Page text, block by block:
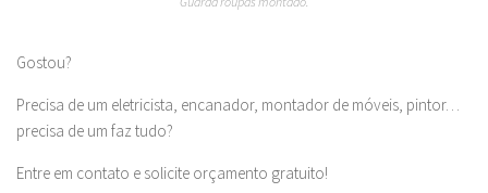
Gostou?
Precisa de um eletricista, encanador, montador de móveis, pintor…
precisa de um faz tudo?
Entre em contato e solicite orçamento gratuito!